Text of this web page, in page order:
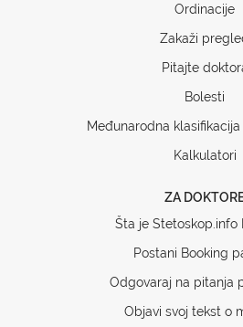
Ordinacije
Zakaži
Pitajte
Bolesti
Međunarodna
Kalkulatori
ZA
Šta je Stetoskop.info
Postani Booking
Odgovaraj na pitanja
Objavi svoj tekst o